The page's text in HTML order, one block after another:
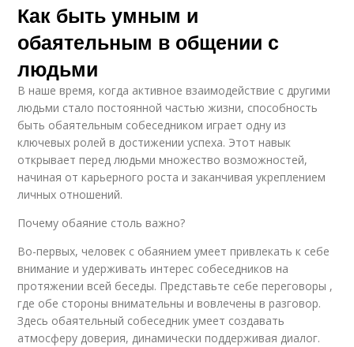
Как быть умным и
обаятельным в общении с
людьми
В наше время, когда активное взаимодействие с другими
людьми стало постоянной частью жизни, способность
быть обаятельным собеседником играет одну из
ключевых ролей в достижении успеха. Этот навык
открывает перед людьми множество возможностей,
начиная от карьерного роста и заканчивая укреплением
личных отношений.
Почему обаяние столь важно?
Во-первых, человек с обаянием умеет привлекать к себе
внимание и удерживать интерес собеседников на
протяжении всей беседы. Представьте себе переговоры ,
где обе стороны внимательны и вовлечены в разговор.
Здесь обаятельный собеседник умеет создавать
атмосферу доверия, динамически поддерживая диалог.